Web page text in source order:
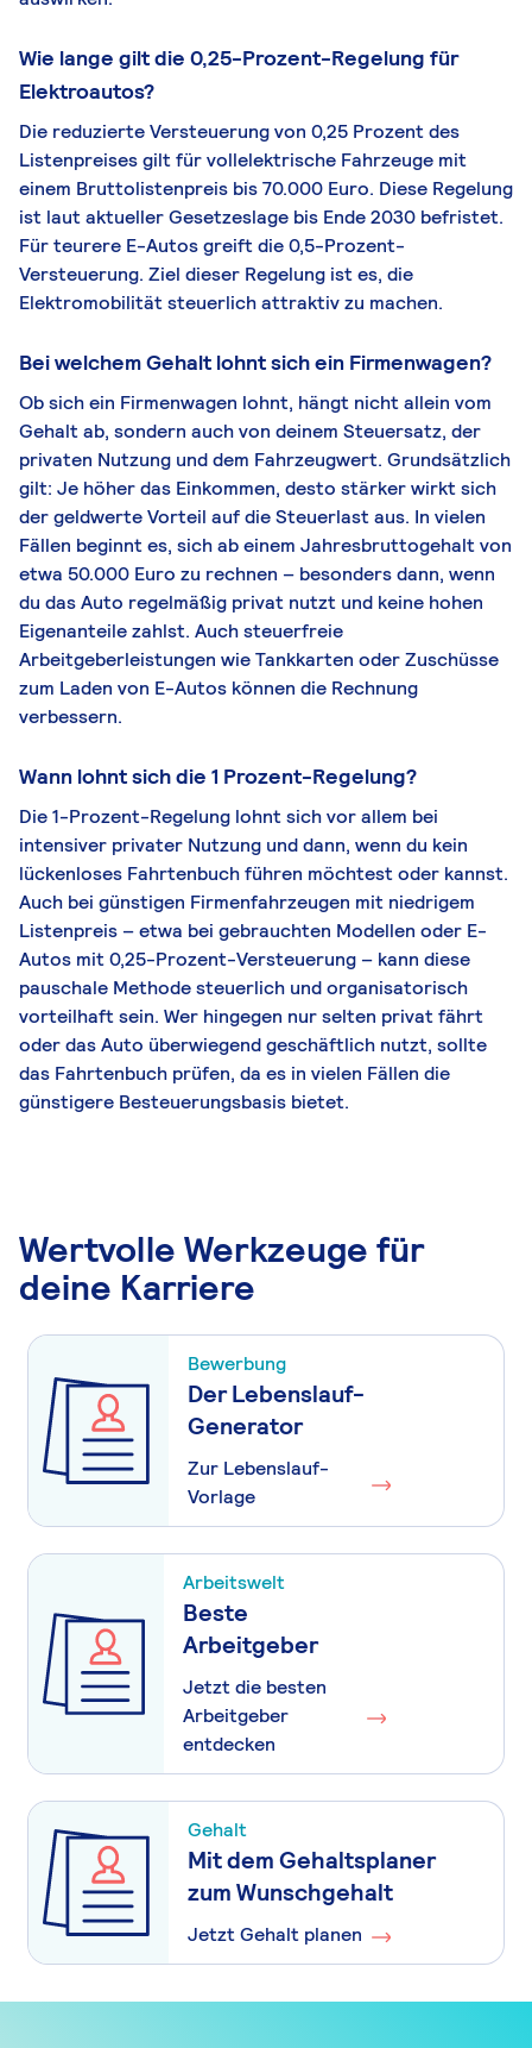
Wie lange gilt die 0,25-Prozent-Regelung für
Elektroautos?
Die reduzierte Versteuerung von 0,25 Prozent des
Listenpreises gilt für vollelektrische Fahrzeuge mit
einem Bruttolistenpreis bis 70.000 Euro. Diese Regelung
ist laut aktueller Gesetzeslage bis Ende 2030 befristet.
Für teurere E-Autos greift die 0,5-Prozent-
Versteuerung. Ziel dieser Regelung ist es, die
Elektromobilität steuerlich attraktiv zu machen.
Bei welchem Gehalt lohnt sich ein Firmenwagen?
Ob sich ein Firmenwagen lohnt, hängt nicht allein vom
Gehalt ab, sondern auch von deinem Steuersatz, der
privaten Nutzung und dem Fahrzeugwert. Grundsätzlich
gilt: Je höher das Einkommen, desto stärker wirkt sich
der geldwerte Vorteil auf die Steuerlast aus. In vielen
Fällen beginnt es, sich ab einem Jahresbruttogehalt von
etwa 50.000 Euro zu rechnen – besonders dann, wenn
du das Auto regelmäßig privat nutzt und keine hohen
Eigenanteile zahlst. Auch steuerfreie
Arbeitgeberleistungen wie Tankkarten oder Zuschüsse
zum Laden von E-Autos können die Rechnung
verbessern.
Wann lohnt sich die 1 Prozent-Regelung?
Die 1-Prozent-Regelung lohnt sich vor allem bei
intensiver privater Nutzung und dann, wenn du kein
lückenloses Fahrtenbuch führen möchtest oder kannst.
Auch bei günstigen Firmenfahrzeugen mit niedrigem
Listenpreis – etwa bei gebrauchten Modellen oder E-
Autos mit 0,25-Prozent-Versteuerung – kann diese
pauschale Methode steuerlich und organisatorisch
vorteilhaft sein. Wer hingegen nur selten privat fährt
oder das Auto überwiegend geschäftlich nutzt, sollte
das Fahrtenbuch prüfen, da es in vielen Fällen die
günstigere Besteuerungsbasis bietet.
Wertvolle Werkzeuge für
deine Karriere
Bewerbung
Der Lebenslauf-
Generator
Zur Lebenslauf-
Vorlage
Arbeitswelt
Beste
Arbeitgeber
Jetzt die besten
Arbeitgeber
entdecken
Gehalt
Mit dem Gehaltsplaner
zum Wunschgehalt
Jetzt Gehalt planen